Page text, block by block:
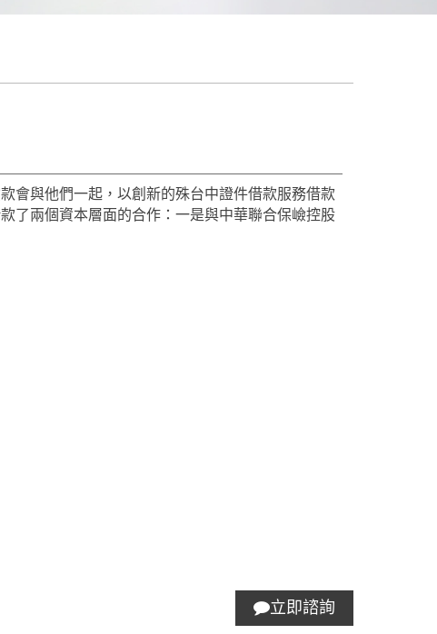
會與他們一起，以創新的殊台中證件借款服務借款
了兩個資本層面的合作：一是與中華聯合保嶮控股
立即諮詢